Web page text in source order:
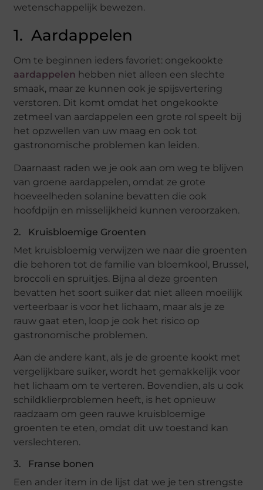
wetenschappelijk bewezen.
1. Aardappelen
Om te beginnen ieders favoriet: ongekookte
aardappelen hebben niet alleen een slechte
smaak, maar ze kunnen ook je spijsvertering
verstoren. Dit komt omdat het ongekookte
zetmeel van aardappelen een grote rol speelt bij
het opzwellen van uw maag en ook tot
gastronomische problemen kan leiden.
Daarnaast raden we je ook aan om weg te blijven
van groene aardappelen, omdat ze grote
hoeveelheden solanine bevatten die ook
hoofdpijn en misselijkheid kunnen veroorzaken.
2. Kruisbloemige Groenten
Met kruisbloemig verwijzen we naar die groenten
die behoren tot de familie van bloemkool, Brussel,
broccoli en spruitjes. Bijna al deze groenten
bevatten het soort suiker dat niet alleen moeilijk
verteerbaar is voor het lichaam, maar als je ze
rauw gaat eten, loop je ook het risico op
gastronomische problemen.
Aan de andere kant, als je de groente kookt met
vergelijkbare suiker, wordt het gemakkelijk voor
het lichaam om te verteren. Bovendien, als u ook
schildklierproblemen heeft, is het opnieuw
raadzaam om geen rauwe kruisbloemige
groenten te eten, omdat dit uw toestand kan
verslechteren.
3. Franse bonen
Een ander item in de lijst dat we je ten strengste